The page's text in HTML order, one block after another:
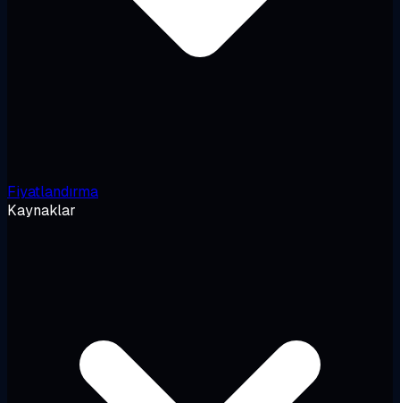
Fiyatlandırma
Kaynaklar